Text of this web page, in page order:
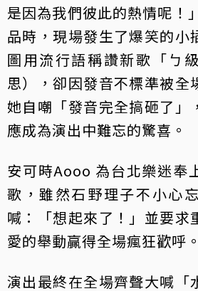
是因為我們彼此的熱情呢！
品時，現場發生了爆笑的小
圖用流行語稱讚新歌「ㄅ
思），卻因發音不標準被全
她自嘲「發音完全搞砸了」
應成為演出中難忘的驚喜。
安可時Aooo 為台北樂迷奉
歌，雖然石野理子不小心
喊：「想起來了！」並要求
愛的舉動贏得全場瘋狂歡呼。
演出最終在全場齊聲大喊「